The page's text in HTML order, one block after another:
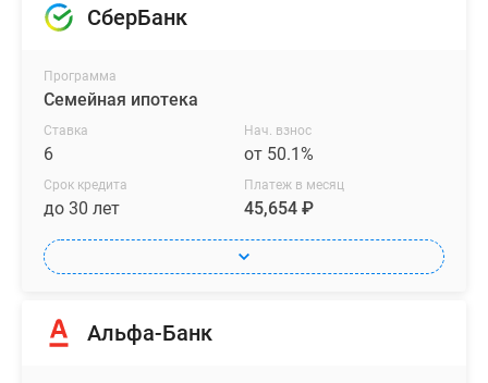
игровой
площадкой
которая
открылась
блоками
СберБанк
Программа
Семейная ипотека
Ставка
6
Нач. взнос
от 50.1%
Срок кредита
до 30 лет
Платеж в месяц
45,654 ₽
Альфа-Банк